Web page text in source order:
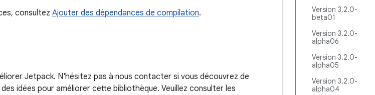
Version 3.2.0-
beta01
Version 3.2.0-
alpha06
Version 3.2.0-
alpha05
Version 3.2.0-
alpha04
consultez Ajouter des dépendances de compilation.
Jetpack. N'hésitez pas à nous contacter si vous découvrez de
idées pour améliorer cette bibliothèque. Veuillez consulter les